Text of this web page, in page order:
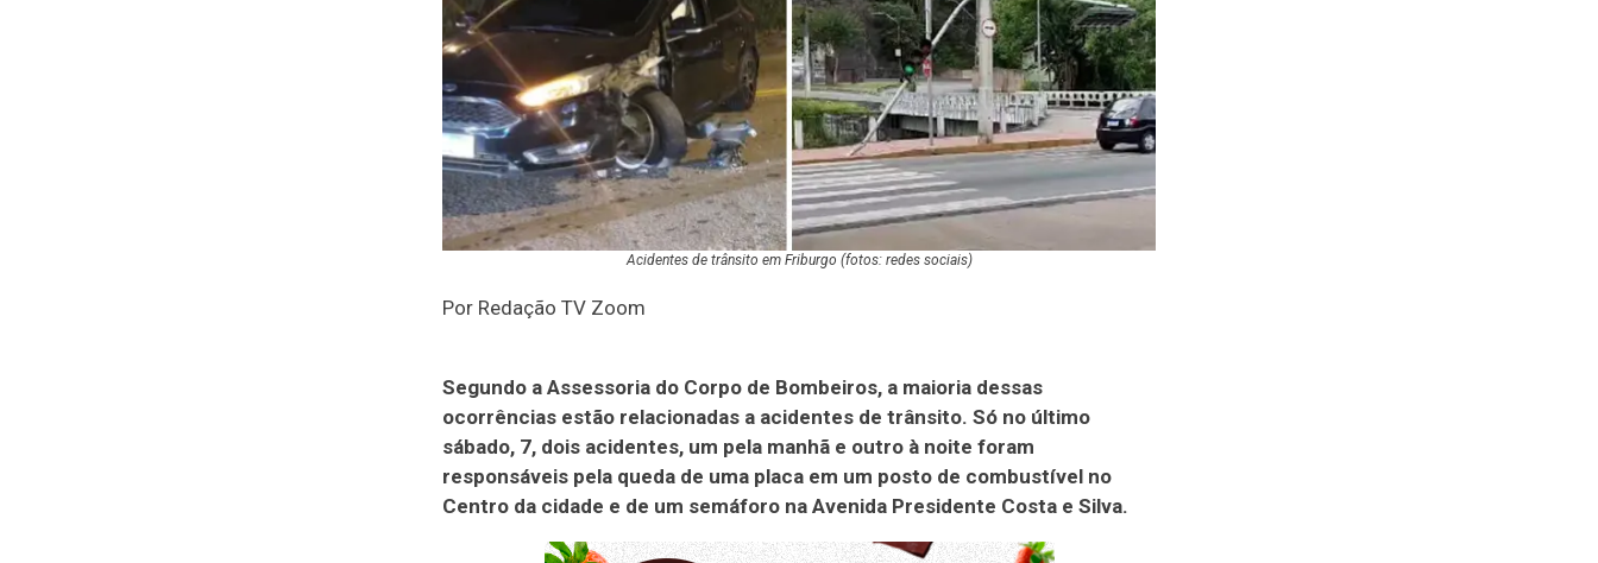
Acidentes de trânsito em Friburgo (fotos: redes sociais)
Por Redação TV Zoom
Segundo a Assessoria do Corpo de Bombeiros, a maioria dessas
ocorrências estão relacionadas a acidentes de trânsito. Só no último
sábado, 7, dois acidentes, um pela manhã e outro à noite foram
responsáveis pela queda de uma placa em um posto de combustível no
Centro da cidade e de um semáforo na Avenida Presidente Costa e Silva.